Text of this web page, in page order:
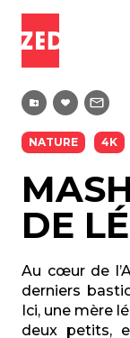
NATURE 4K
DE
Au cœur de
derniers
Ici, une mère
deux petits,